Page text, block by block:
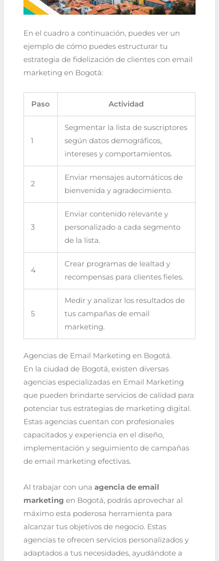
En el cuadro a continuación, puedes ver un
ejemplo de cómo puedes estructurar tu
estrategia de fidelización de clientes con email
marketing en Bogotá:
Paso Actividad
1
Segmentar la lista de suscriptores
según datos demográficos,
intereses y comportamientos.
2
Enviar mensajes automáticos de
bienvenida y agradecimiento.
3
Enviar contenido relevante y
personalizado a cada segmento
de la lista.
4
Crear programas de lealtad y
recompensas para clientes fieles.
5
Medir y analizar los resultados de
tus campañas de email
marketing.
Agencias de Email Marketing en Bogotá.
En la ciudad de Bogotá, existen diversas
agencias especializadas en Email Marketing
que pueden brindarte servicios de calidad para
potenciar tus estrategias de marketing digital.
Estas agencias cuentan con profesionales
capacitados y experiencia en el diseño,
implementación y seguimiento de campañas
de email marketing efectivas.
Al trabajar con una agencia de email
marketing en Bogotá, podrás aprovechar al
máximo esta poderosa herramienta para
alcanzar tus objetivos de negocio. Estas
agencias te ofrecen servicios personalizados y
adaptados a tus necesidades, ayudándote a